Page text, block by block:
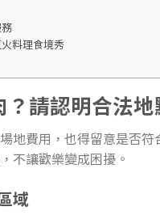
料理食境秀
請認明合法地
地費用，也得留意是否
不讓歡樂變成困擾。
域